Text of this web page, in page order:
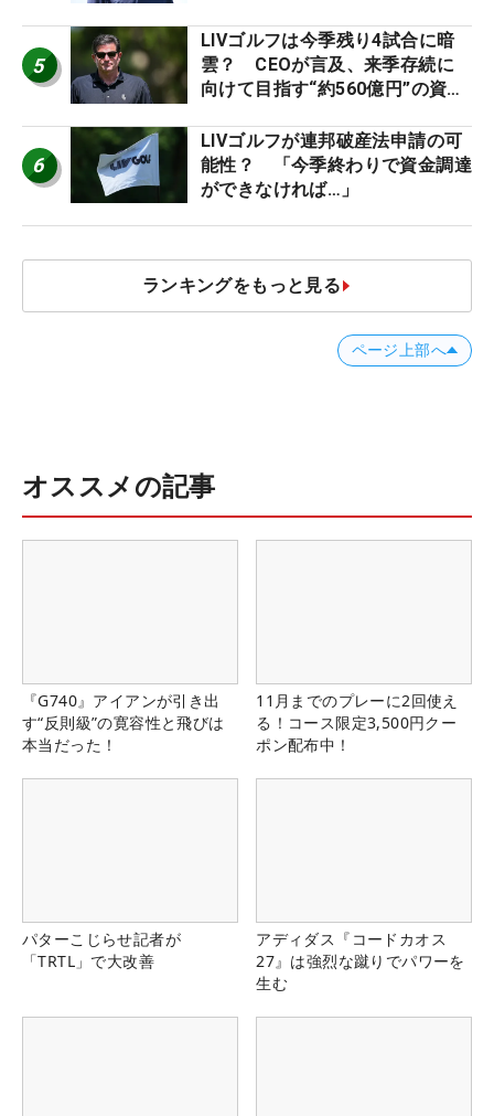
5
LIVゴルフは今季残り4試合に暗
雲？ CEOが言及、来季存続に
向けて目指す“約560億円”の資金
6
LIVゴルフが連邦破産法申請の可
能性？ 「今季終わりで資金調達
ができなければ…」
ランキングをもっと見る
ページ上部へ
オススメの記事
『G740』アイアンが引き出
す“反則級”の寛容性と飛びは
本当だった！
11月までのプレーに2回使え
る！コース限定3,500円クー
ポン配布中！
パターこじらせ記者が
「TRTL」で大改善
アディダス『コードカオス
27』は強烈な蹴りでパワーを
生む